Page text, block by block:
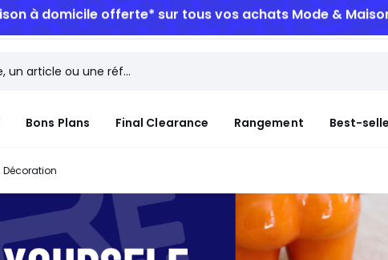
Bons Plans Final Clearance Rangement Best-
Décoration